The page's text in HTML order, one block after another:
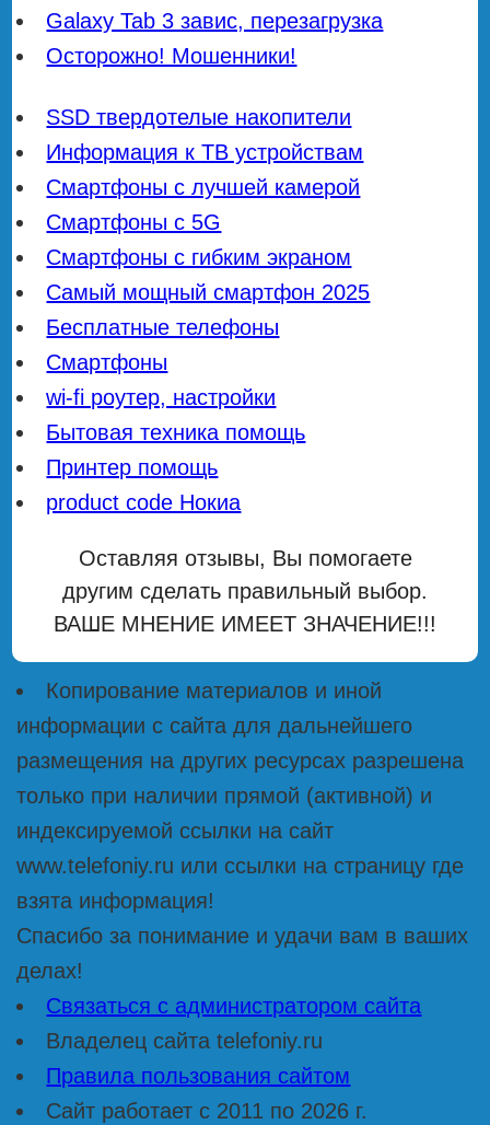
Galaxy Tab 3 завис, перезагрузка
Осторожно! Мошенники!
SSD твердотелые накопители
Информация к ТВ устройствам
Смартфоны с лучшей камерой
Смартфоны с 5G
Смартфоны с гибким экраном
Самый мощный смартфон 2025
Бесплатные телефоны
Смартфоны
wi-fi роутер, настройки
Бытовая техника помощь
Принтер помощь
product code Нокиа
Оставляя отзывы, Вы помогаете
другим сделать правильный выбор.
ВАШЕ МНЕНИЕ ИМЕЕТ ЗНАЧЕНИЕ!!!
Копирование материалов и иной
информации с сайта для дальнейшего
размещения на других ресурсах разрешена
только при наличии прямой (активной) и
индексируемой ссылки на сайт
www.telefoniy.ru или ссылки на страницу где
взята информация!
Спасибо за понимание и удачи вам в ваших
делах!
Связаться с администратором сайта
Владелец сайта telefoniy.ru
Правила пользования сайтом
Сайт работает с 2011 по 2026 г.